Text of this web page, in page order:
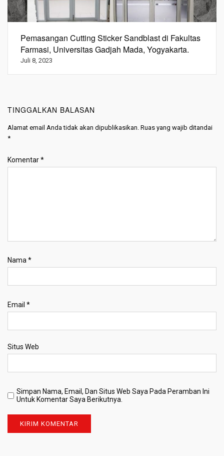
Pemasangan Cutting Sticker Sandblast di Fakultas
Farmasi, Universitas Gadjah Mada, Yogyakarta.
Juli 8, 2023
TINGGALKAN BALASAN
Alamat email Anda tidak akan dipublikasikan. Ruas yang wajib ditandai
*
Komentar*
Nama*
Email *
Situs Web
Simpan Nama, Email, Dan Situs Web Saya Pada Peramban Ini
Untuk Komentar Saya Berikutnya.